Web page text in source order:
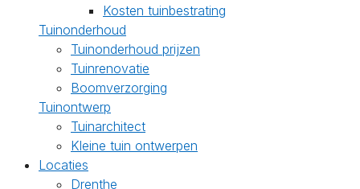
Kosten tuinbestrating
Tuinonderhoud
Tuinonderhoud prijzen
Tuinrenovatie
Boomverzorging
Tuinontwerp
Tuinarchitect
Kleine tuin ontwerpen
Locaties
Drenthe